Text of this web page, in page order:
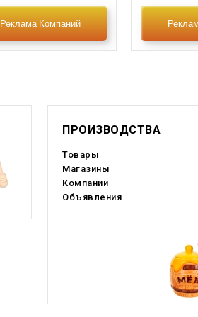
Оренбургская
Приморский край
Таймырский край
Томская область
Удмуртская
Чувашская
Ярославская область
Реклама Компаний
ПРОИЗВОДСТВА
Товары
Магазины
Компании
Объявления